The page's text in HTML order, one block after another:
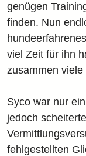
genügen
finden. Nun
viel Zeit für ihn
zusammen
Syco war nur
jedoch
fehlgestellten